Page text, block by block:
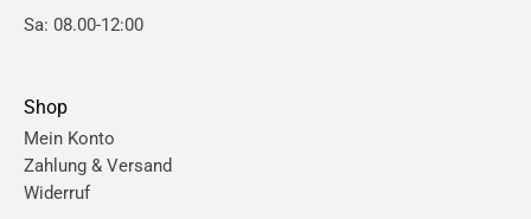
Sa: 08.00-12:00
Shop
Mein Konto
Zahlung & Versand
Widerruf